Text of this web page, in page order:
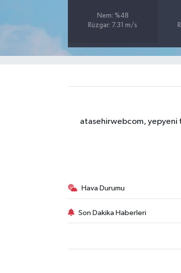
Nem: %48
Rüzgar: 7.31 m/s
atasehirwebcom, yepyeni
Hava Durumu
Son Dakika Haberleri